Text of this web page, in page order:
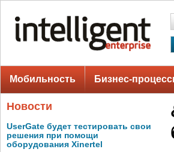
Мобильность Бизнес-
Новости
UserGate будет тестировать свои
решения при помощи
оборудования Xinertel